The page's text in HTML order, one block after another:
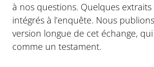
à nos questions. Quelques
intégrés à l’enquête. Nous
version longue de cet échange,
comme un testament.